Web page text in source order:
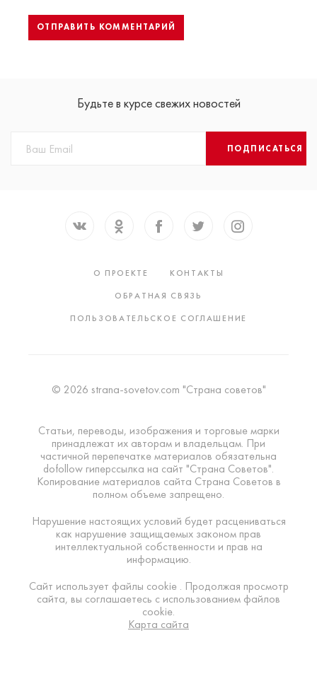
Будьте в курсе свежих новостей
ПОДПИСАТЬСЯ
О ПРОЕКТЕ
КОНТАКТЫ
ОБРАТНАЯ СВЯЗЬ
ПОЛЬЗОВАТЕЛЬСКОЕ СОГЛАШЕНИЕ
© 2026 strana-sovetov.com "Страна советов"
Статьи, переводы, изображения и торговые марки
принадлежат их авторам и владельцам. При
частичной перепечатке материалов обязательна
dofollow гиперссылка на сайт "Страна Советов".
Копирование материалов сайта Страна Советов в
полном объеме запрещено.
Нарушение настоящих условий будет расцениваться
как нарушение защищаемых законом прав
интеллектуальной собственности и прав на
информацию.
Сайт использует файлы cookie . Продолжая просмотр
сайта, вы соглашаетесь с использованием файлов
cookie.
Карта сайта